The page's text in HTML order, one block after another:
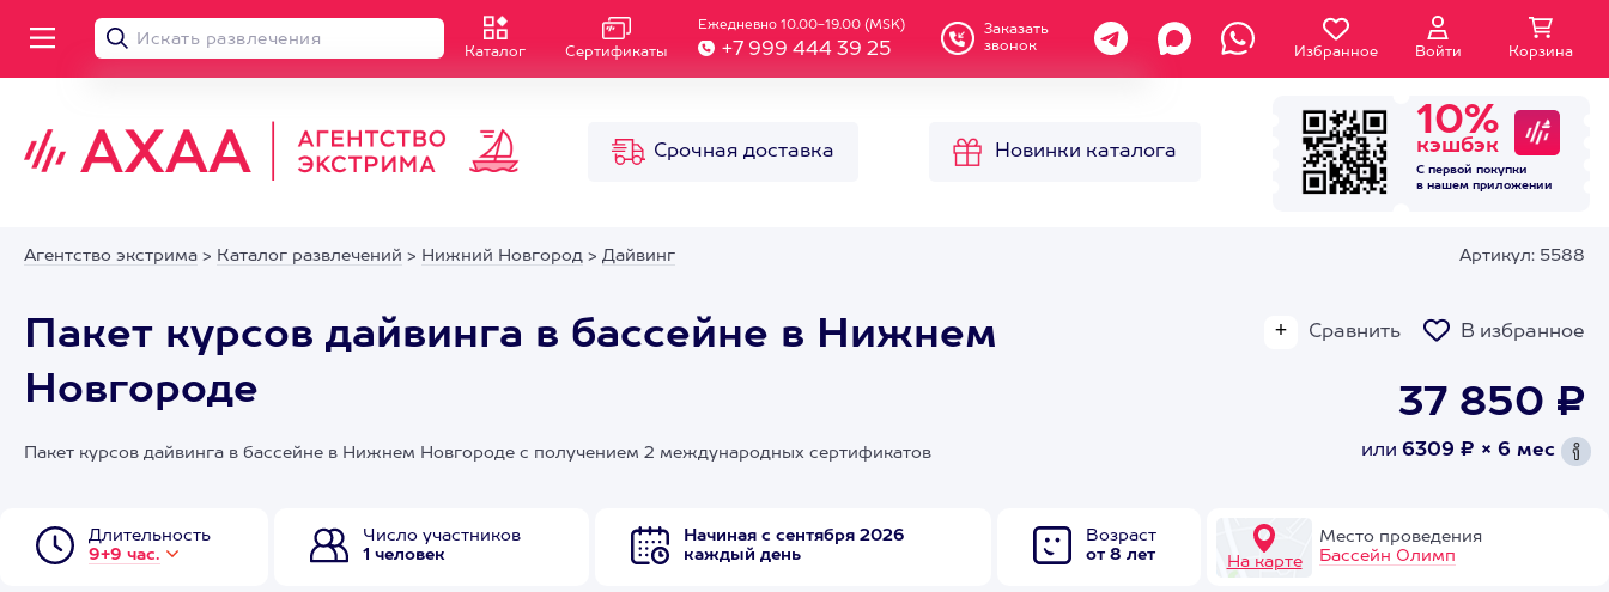
Каталог Сертификаты
Ежедневно 10.00-19.00 (MSK)
+7 999 444 39 25
Заказать
звонок
Избранное Войти Корзина
Срочная доставка Новинки каталога
10%
кэшбэк
С первой покупки
в нашем приложении
Агентство экстрима > Каталог развлечений > Нижний Новгород > Дайвинг Артикул: 5588
Пакет курсов дайвинга в бассейне в Нижнем
Новгороде
Сравнить В избранное
37 850 ₽
или 6309 ₽ × 6 мес
Пакет курсов дайвинга в бассейне в Нижнем Новгороде с получением 2 международных сертификатов
Длительность
9+9 час.
Число участников
1 человек
Начиная с сентября 2026
каждый день
Возраст
от 8 лет
На карте
Место проведения
Бассейн Олимп